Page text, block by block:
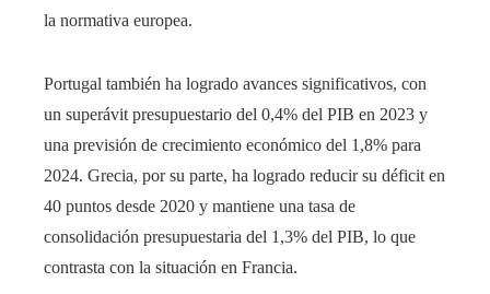
la normativa europea.
Portugal también ha logrado avances significativos, con
un superávit presupuestario del 0,4% del PIB en 2023 y
una previsión de crecimiento económico del 1,8% para
2024. Grecia, por su parte, ha logrado reducir su déficit en
40 puntos desde 2020 y mantiene una tasa de
consolidación presupuestaria del 1,3% del PIB, lo que
contrasta con la situación en Francia.